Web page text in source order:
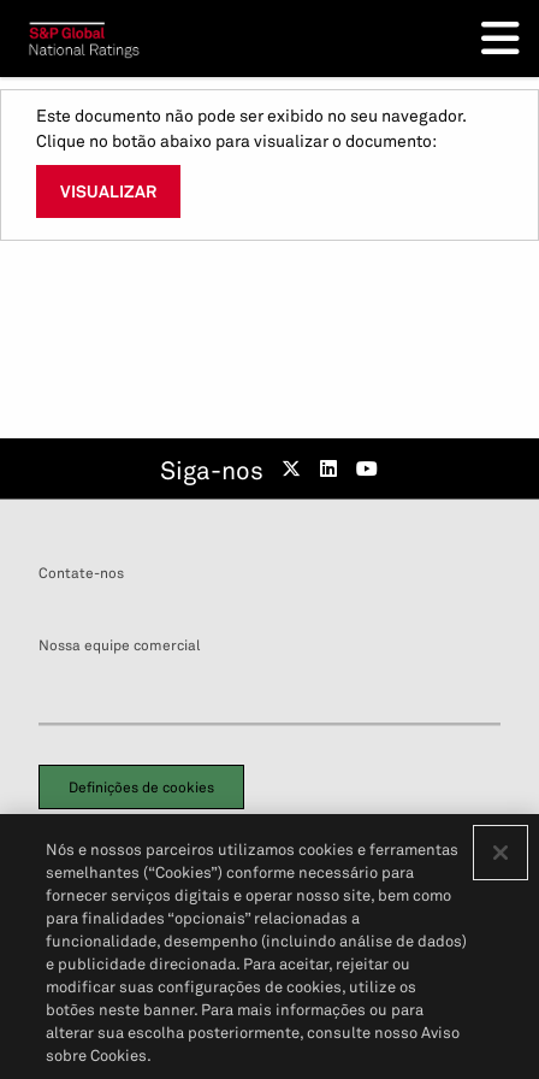
Este documento não pode ser exibido no seu navegador.
Clique no botão abaixo para visualizar o documento:
VISUALIZAR
Siga-nos
Contate-nos
Nossa equipe comercial
Definições de cookies
Política de PrivacidadePortal de privacidade do cliente (em inglês)
Não Venda Minhas Informações Pessoais© 2026 S&P Global
Nós e nossos parceiros utilizamos cookies e ferramentas
semelhantes (“Cookies”) conforme necessário para
fornecer serviços digitais e operar nosso site, bem como
para finalidades “opcionais” relacionadas a
funcionalidade, desempenho (incluindo análise de dados)
e publicidade direcionada. Para aceitar, rejeitar ou
modificar suas configurações de cookies, utilize os
botões neste banner. Para mais informações ou para
alterar sua escolha posteriormente, consulte nosso Aviso
sobre Cookies.